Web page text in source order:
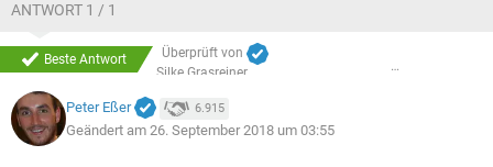
ANTWORT 1 / 1
Beste Antwort
Überprüft von
Silke Grasreiner
Peter Eßer 6.915
Geändert am 26. September 2018 um 03:55